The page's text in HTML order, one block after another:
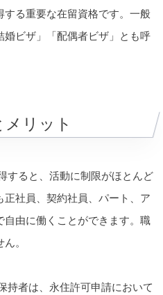
る重要な在留資格です。一般
ビザ」「配偶者ビザ」とも呼
リット
すると、活動に制限がほとんど
社員、契約社員、パート、ア
自由に働くことができます。職
。
持者は、永住許可申請において